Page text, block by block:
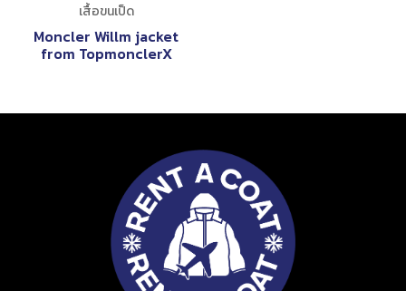
เสื้อขนเป็ด
Moncler Willm jacket
from TopmonclerX